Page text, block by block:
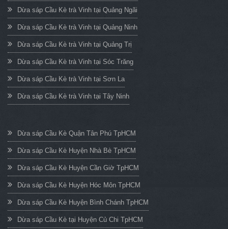
Dừa sáp Cầu Kè trà Vinh tại Quảng Ngãi
Dừa sáp Cầu Kè trà Vinh tại Quảng Ninh
Dừa sáp Cầu Kè trà Vinh tại Quảng Trị
Dừa sáp Cầu Kè trà Vinh tại Sóc Trăng
Dừa sáp Cầu Kè trà Vinh tại Sơn La
Dừa sáp Cầu Kè trà Vinh tại Tây Ninh
Dừa sáp Cầu Kè Quận Tân Phú TpHCM
Dừa sáp Cầu Kè Huyện Nhà Bè TpHCM
Dừa sáp Cầu Kè Huyện Cần Giờ TpHCM
Dừa sáp Cầu Kè Huyện Hóc Môn TpHCM
Dừa sáp Cầu Kè Huyện Bình Chánh TpHCM
Dừa sáp Cầu Kè tại Huyện Củ Chi TpHCM